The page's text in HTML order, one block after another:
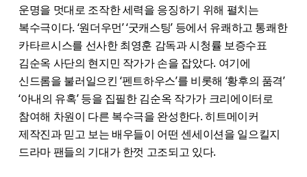
운명을 멋대로 조작한 세력을 응징하기 위해 펼치는
복수극이다. ‘원더우먼’ ‘굿캐스팅’ 등에서 유쾌하고 통쾌한
카타르시스를 선사한 최영훈 감독과 시청률 보증수표
김순옥 사단의 현지민 작가가 손을 잡았다. 여기에
신드롬을 불러일으킨 ‘펜트하우스’를 비롯해 ‘황후의 품격’
‘아내의 유혹’ 등을 집필한 김순옥 작가가 크리에이터로
참여해 차원이 다른 복수극을 완성한다. 히트메이커
제작진과 믿고 보는 배우들이 어떤 센세이션을 일으킬지
드라마 팬들의 기대가 한껏 고조되고 있다.